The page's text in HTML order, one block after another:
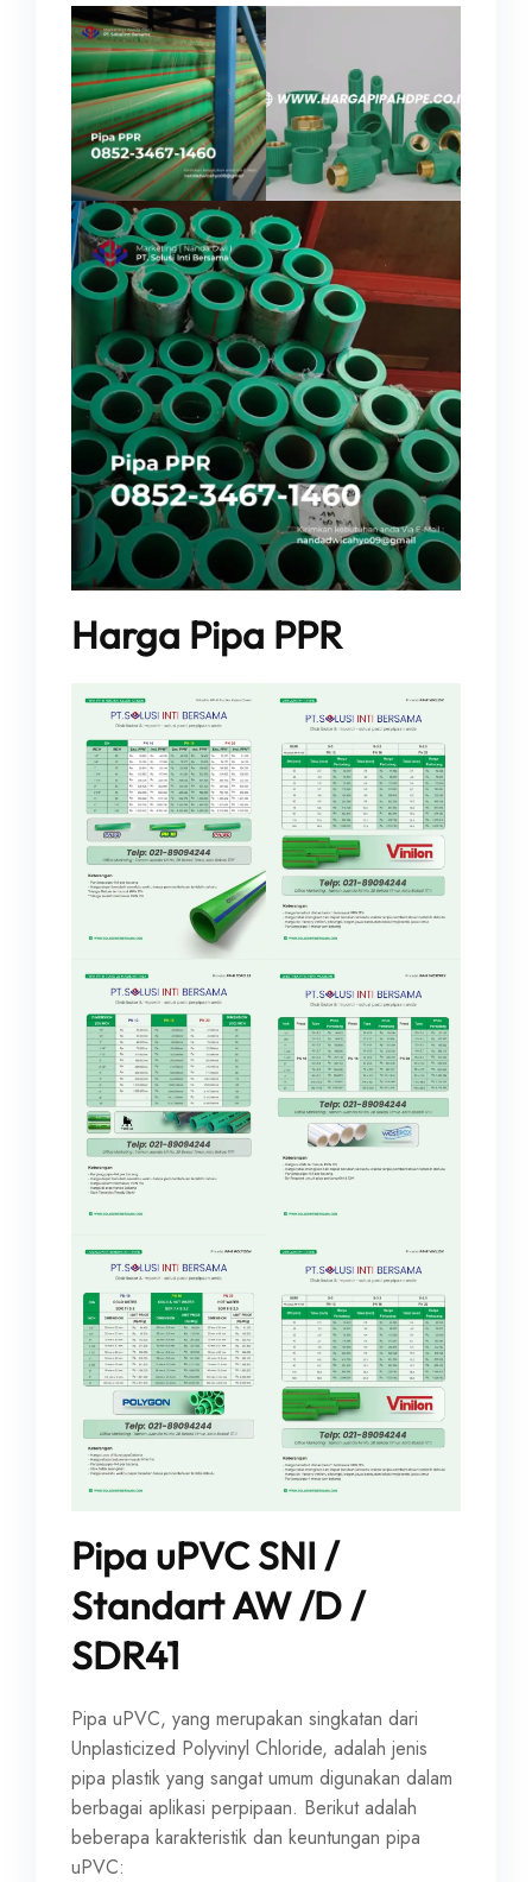
Harga Pipa PPR
Pipa uPVC SNI /
Standart AW /D /
SDR41
Pipa uPVC, yang merupakan singkatan dari
Unplasticized Polyvinyl Chloride, adalah jenis
pipa plastik yang sangat umum digunakan dalam
berbagai aplikasi perpipaan. Berikut adalah
beberapa karakteristik dan keuntungan pipa
uPVC: